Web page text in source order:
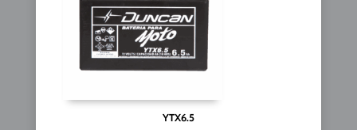
YTX6.5